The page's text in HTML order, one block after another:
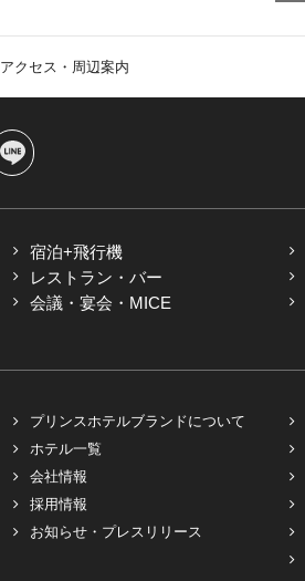
アクセス・周辺案内
宿泊+飛行機
レストラン・バー
会議・宴会・MICE
プリンスホテルブランドについて
ホテル一覧
会社情報
採用情報
お知らせ・プレスリリース